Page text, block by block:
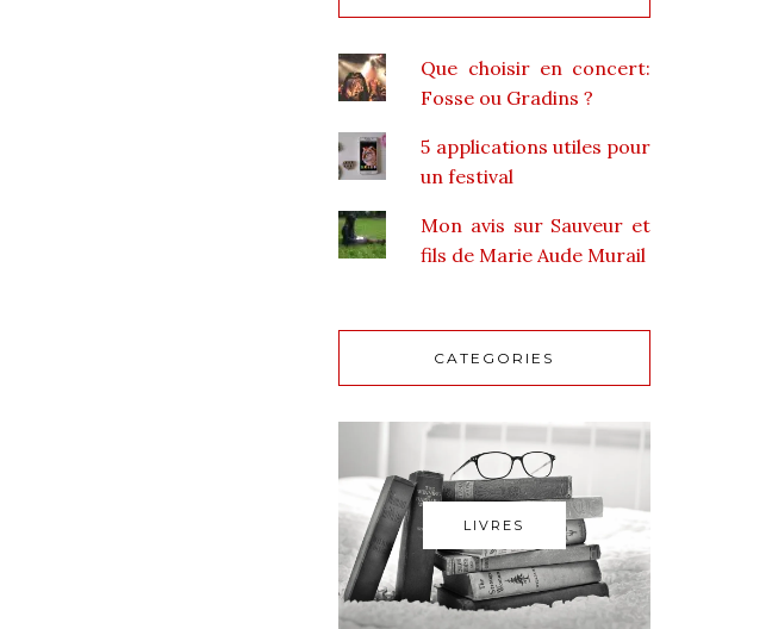
Que choisir en concert:
Fosse ou Gradins ?
5 applications utiles pour
un festival
Mon avis sur Sauveur et
fils de Marie Aude Murail
CATEGORIES
LIVRES